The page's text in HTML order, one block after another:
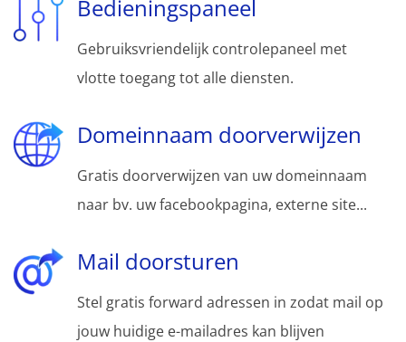
Bedieningspaneel
Gebruiksvriendelijk controlepaneel met
vlotte toegang tot alle diensten.
Domeinnaam doorverwijzen
Gratis doorverwijzen van uw domeinnaam
naar bv. uw facebookpagina, externe site...
Mail doorsturen
Stel gratis forward adressen in zodat mail op
jouw huidige e-mailadres kan blijven